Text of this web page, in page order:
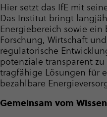
Hier setzt das IfE mit
Das Institut bringt
Energiebereich sowie ein
Forschung, Wirtschaft
regulatorische
po­ten­ziale transparent
tragfähige Lösungen für
bezahlbare
Gemeinsam vom